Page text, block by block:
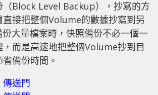
（Block Level Backup），抄寫的方
直接把整個Volume的數據抄寫到另
大量檔案時，快照備份不必一個一
而是高速地把整個Volume抄到目
備份時間。
傳送門